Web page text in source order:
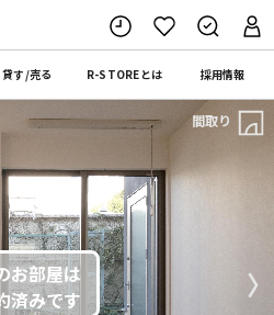
貸す/売る R-STOREとは 採用情報
〉
間取り